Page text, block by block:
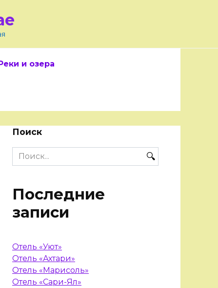
и озера
Поиск
Search
for:
Последние
записи
Отель «Уют»
Отель «Ахтари»
Отель «Марисоль»
Отель «Сари-Ял»